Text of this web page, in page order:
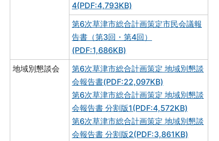
4(PDF:4,793KB)
第6次草津市総合計画策定市民会議報
告書（第3回・第4回）
(PDF:1,686KB)
地域別懇談会
第6次草津市総合計画策定 地域別懇談
会報告書(PDF:22,097KB)
第6次草津市総合計画策定 地域別懇談
会報告書 分割版1(PDF:4,572KB)
第6次草津市総合計画策定 地域別懇談
会報告書 分割版2(PDF:3,861KB)